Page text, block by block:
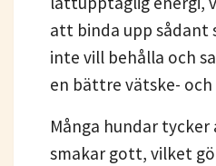
att binda upp sådant
inte vill behålla och
en bättre vätske-
Många hundar
smakar gott, vilket